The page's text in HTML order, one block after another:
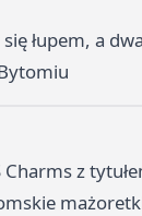
się łupem, a
Charms z